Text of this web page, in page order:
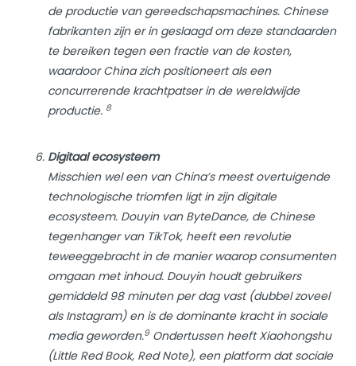
de productie van gereedschapsmachines. Chinese
fabrikanten zijn er in geslaagd om deze standaarden
te bereiken tegen een fractie van de kosten,
waardoor China zich positioneert als een
concurrerende krachtpatser in de wereldwijde
productie. 8
Digitaal ecosysteem
Misschien wel een van China’s meest overtuigende
technologische triomfen ligt in zijn digitale
ecosysteem. Douyin van ByteDance, de Chinese
tegenhanger van TikTok, heeft een revolutie
teweeggebracht in de manier waarop consumenten
omgaan met inhoud. Douyin houdt gebruikers
gemiddeld 98 minuten per dag vast (dubbel zoveel
als Instagram) en is de dominante kracht in sociale
media geworden.9 Ondertussen heeft Xiaohongshu
(Little Red Book, Red Note), een platform dat sociale